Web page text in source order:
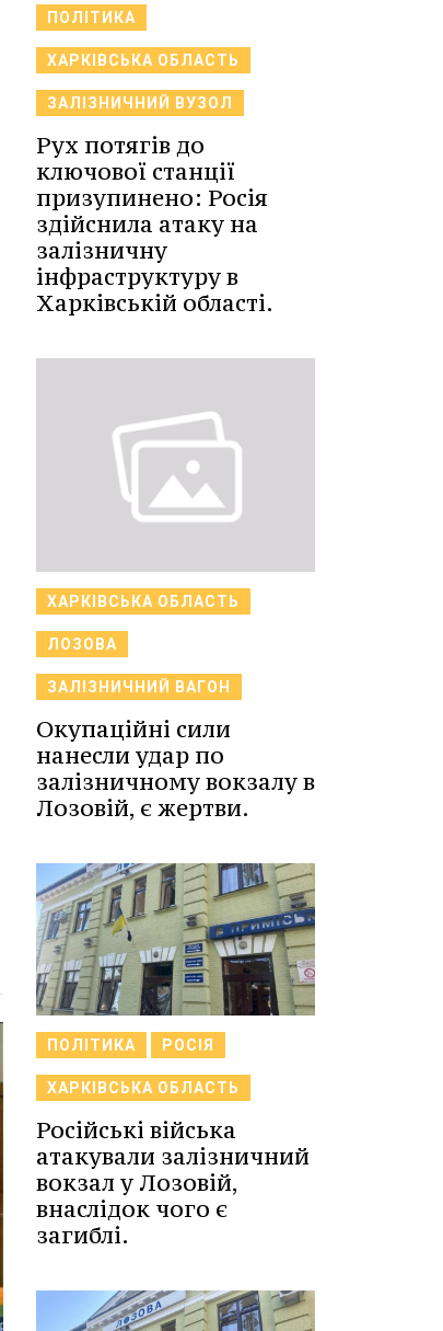
ПОЛІТИКА
ХАРКІВСЬКА ОБЛАСТЬ
ЗАЛІЗНИЧНИЙ ВУЗОЛ
Рух потягів до
ключової станції
призупинено: Росія
здійснила атаку на
залізничну
інфраструктуру в
Харківській області.
ХАРКІВСЬКА ОБЛАСТЬ
ЛОЗОВА
ЗАЛІЗНИЧНИЙ ВАГОН
Окупаційні сили
нанесли удар по
залізничному вокзалу в
Лозовій, є жертви.
ПОЛІТИКА РОСІЯ
ХАРКІВСЬКА ОБЛАСТЬ
Російські війська
атакували залізничний
вокзал у Лозовій,
внаслідок чого є
загиблі.